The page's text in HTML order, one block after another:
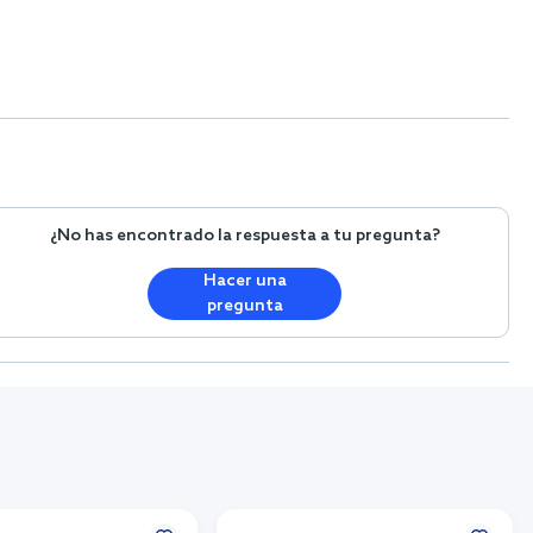
¿No has encontrado la respuesta a tu pregunta?
Hacer una
pregunta